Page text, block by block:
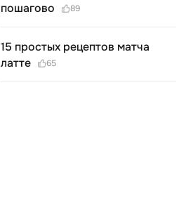
пошагово
89
15 простых рецептов матча
латте
65